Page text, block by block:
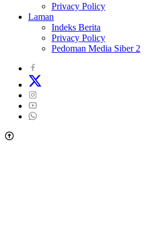
Privacy Policy
Laman
Indeks Berita
Privacy Policy
Pedoman Media Siber 2